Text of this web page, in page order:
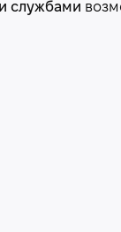
службами